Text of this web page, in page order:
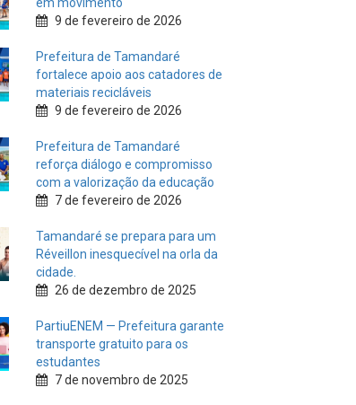
9 de fevereiro de 2026
Prefeitura de Tamandaré
fortalece apoio aos catadores de
materiais recicláveis
9 de fevereiro de 2026
Prefeitura de Tamandaré
reforça diálogo e compromisso
com a valorização da educação
7 de fevereiro de 2026
Tamandaré se prepara para um
Réveillon inesquecível na orla da
cidade.
26 de dezembro de 2025
PartiuENEM — Prefeitura garante
transporte gratuito para os
estudantes
7 de novembro de 2025